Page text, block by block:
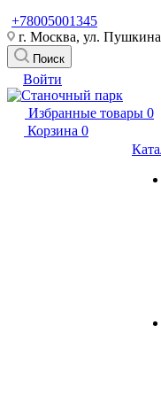
+78005001345
г. Москва, ул.
Поиск
Войти
Избранные товары 0
Корзина 0